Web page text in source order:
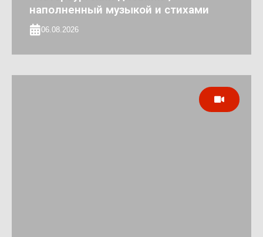
наполненный музыкой и стихами
06.08.2026